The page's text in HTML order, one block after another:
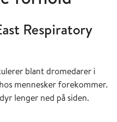
Respiratory
blant dromedarer i
mennesker forekommer.
lenger ned på siden.